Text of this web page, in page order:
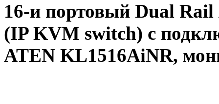
16-и портовый Dual
(IP KVM switch) с
ATEN KL1516AiNR,